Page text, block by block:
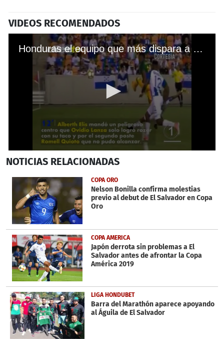
VIDEOS RECOMENDADOS
Honduras el equipo que más dispara a portería en la Copa Oro
seconds
1
minute,
seconds
NOTICIAS RELACIONADAS
COPA ORO
Nelson Bonilla confirma molestias
previo al debut de El Salvador en Copa
Oro
COPA AMERICA
Japón derrota sin problemas a El
Salvador antes de afrontar la Copa
América 2019
LIGA HONDUBET
Barra del Marathón aparece apoyando
al Águila de El Salvador